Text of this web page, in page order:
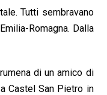
Tutti sembravano
Romagna. Dalla
di un amico di
Castel San Pietro in